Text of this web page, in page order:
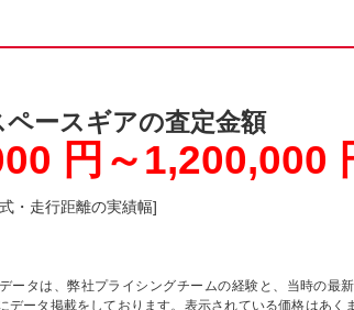
ースギアの査定金額
円～1,200,000
・走行距離の実績幅]
ータは、弊社プライシングチームの経験と、当時の最
データ掲載をしております。表示されている価格はあく